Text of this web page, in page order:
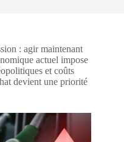
: agir maintenant
actuel impose
et coûts
devient une priorité